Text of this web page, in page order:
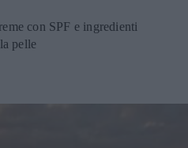
con SPF e ingredienti
pelle